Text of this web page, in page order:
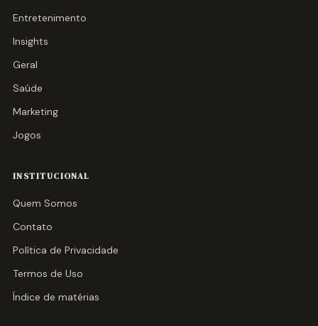
Entretenimento
Insights
Geral
Saúde
Marketing
Jogos
INSTITUCIONAL
Quem Somos
Contato
Política de Privacidade
Termos de Uso
Índice de matérias